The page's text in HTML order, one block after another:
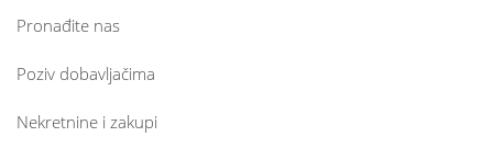
Pronađite nas
Poziv dobavljačima
Nekretnine i zakupi